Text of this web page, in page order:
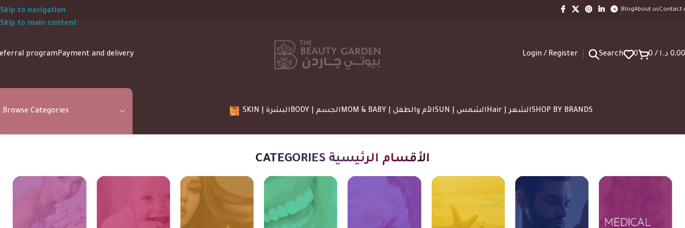
Skip to navigation
Skip to main content
BlogAbout usContact
programPayment and delivery Login / Register Search 0 0/ د.ا
Browse Categories SKIN | البشرة BODY | الجسم MOM & BABY | الأم والطفل SUN | الشمس Hair | الشعرSHOP BY BRANDS
CATEGORIES الأقسام الرئيسية